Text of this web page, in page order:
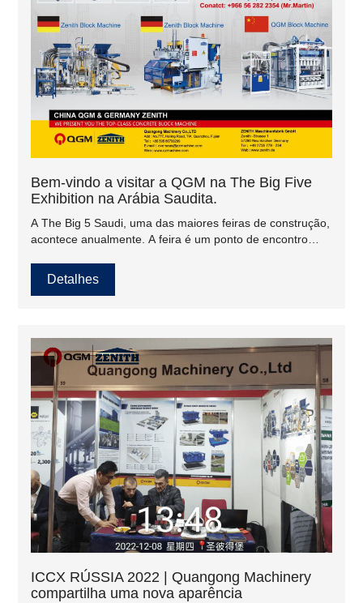
Bem-vindo a visitar a QGM na The Big Five
Exhibition na Arábia Saudita.
A The Big 5 Saudi, uma das maiores feiras de construção,
acontece anualmente. A feira é um ponto de encontro
civil.
Detalhes
ICCX RÚSSIA 2022 | Quangong Machinery
compartilha uma nova aparência